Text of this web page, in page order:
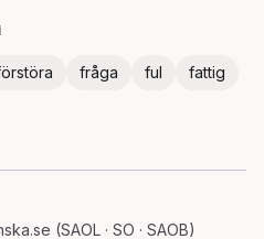
fråga ful
fattig
(SAOL · SO · SAOB)